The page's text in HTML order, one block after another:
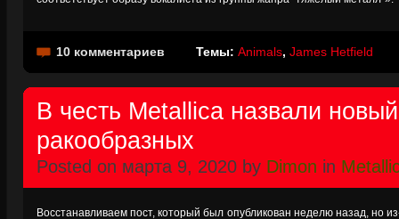
10 комментариев Темы: Animals, James Hetfield
В честь Metallica назвали
ракообразных
Posted on марта 9, 2020 by Dimon in
Восстанавливаем пост, который был опубликован неделю назад, но